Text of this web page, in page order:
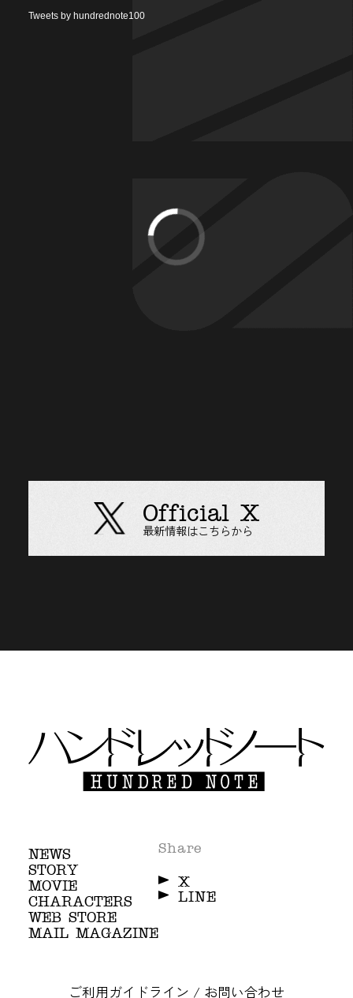
Tweets by hundrednote100
Official X
最新情報はこちらから
NEWS
STORY
MOVIE
CHARACTERS
WEB STORE
MAIL MAGAZINE
Share
X
LINE
ご利用ガイドライン / お問い合わせ